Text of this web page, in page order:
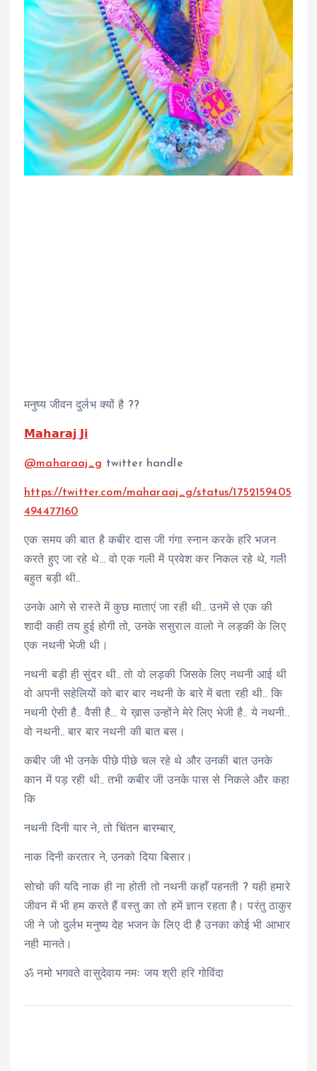
मनुष्य जीवन दुर्लभ क्यों है ??
𝗠𝗮𝗵𝗮𝗿𝗮𝗷 𝗝𝗶
@maharaaj_g twitter handle
https://twitter.com/maharaaj_g/status/1752159405
494477160
एक समय की बात है कबीर दास जी गंगा स्नान करके हरि भजन
करते हुए जा रहे थे… वो एक गली में प्रवेश कर निकल रहे थे, गली
बहुत बड़ी थी..
उनके आगे से रास्ते में कुछ माताएं जा रही थी.. उनमें से एक की
शादी कही तय हुई होगी तो, उनके ससुराल वालो ने लड़की के लिए
एक नथनी भेजी थी।
नथनी बड़ी ही सुंदर थी.. तो वो लड़की जिसके लिए नथनी आई थी
वो अपनी सहेलियों को बार बार नथनी के बारे में बता रही थी.. कि
नथनी ऐसी है.. वैसी है… ये ख़ास उन्होंने मेरे लिए भेजी है.. ये नथनी..
वो नथनी.. बार बार नथनी की बात बस।
कबीर जी भी उनके पीछे पीछे चल रहे थे और उनकी बात उनके
कान में पड़ रही थी.. तभी कबीर जी उनके पास से निकले और कहा
कि
नथनी दिनी यार ने, तो चिंतन बारम्बार,
नाक दिनी करतार ने, उनको दिया बिसार।
सोचो की यदि नाक ही ना होती तो नथनी कहाँ पहनती ? यही हमारे
जीवन में भी हम करते हैं वस्तु का तो हमें ज्ञान रहता है। परंतु ठाकुर
जी ने जो दुर्लभ मनुष्य देह भजन के लिए दी है उनका कोई भी आभार
नही मानते।
ॐ नमो भगवते वासुदेवाय नमः जय श्री हरि गोविंदा